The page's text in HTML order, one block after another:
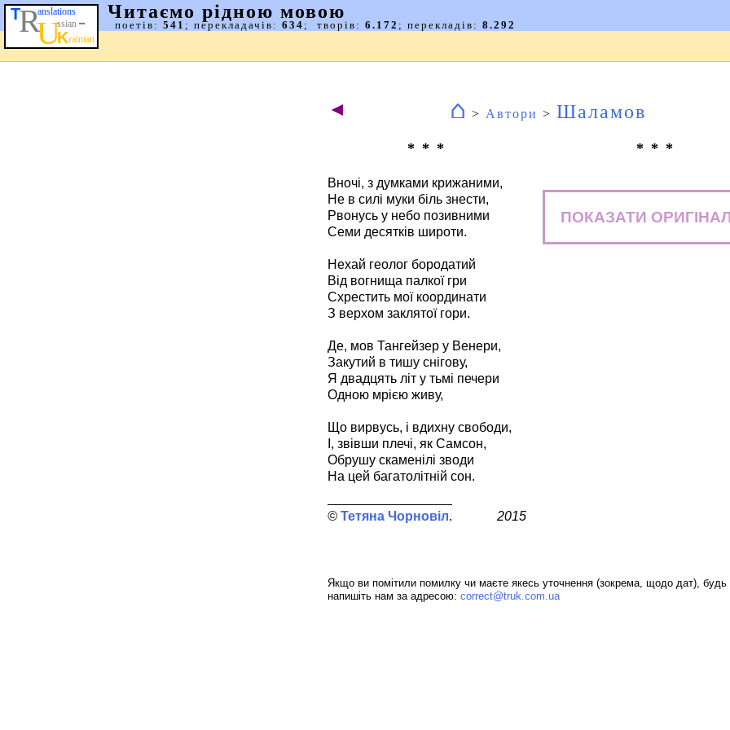
◄ ⌂ > Автори > Шаламов
* * *
Вночі, з думками крижаними,
Не в силі муки біль знести,
Рвонусь у небо позивними
Семи десятків широти.
Нехай геолог бородатий
Від вогнища палкої гри
Схрестить мої координати
З верхом заклятої гори.
Де, мов Тангейзер у Венери,
Закутий в тишу снігову,
Я двадцять літ у тьмі печери
Одною мрією живу,
Що вирвусь, і вдихну свободи,
І, звівши плечі, як Самсон,
Обрушу скаменілі зводи
На цей багатолітній сон.
Тетяна Чорновіл 2015
* * *
ПОКАЗАТИ
Якщо ви помітили помилку чи маєте якесь уточнення (зокрема, щодо дат), будь
напишіть нам за адресою: correct@truk.com.ua